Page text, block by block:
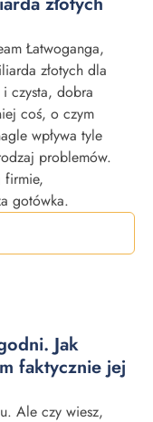
Łatwoganga,
złotych dla
czysta, dobra
coś, o czym
wpływa tyle
problemów.
firmie,
gotówka.
Jak
faktycznie jej
Ale czy wiesz,